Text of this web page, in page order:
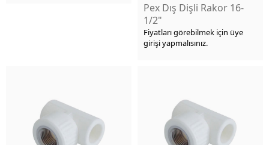
Pex Dış Dişli Rakor 16-
1/2"
Fiyatları görebilmek için üye
girişi yapmalısınız.